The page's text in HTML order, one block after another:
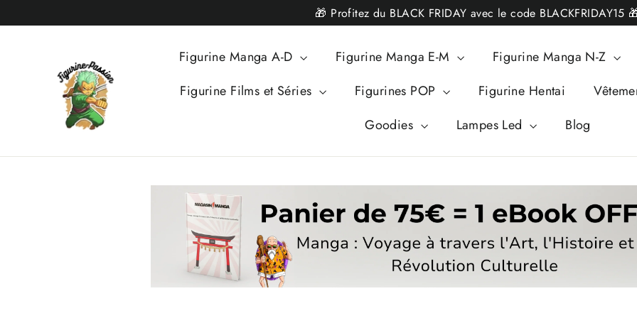
au
🎁 Profitez du BLACK FRIDAY avec le code BLACKFRIDAY15
Figurine Manga A-D Figurine Manga E-M Figurine Manga N-Z
Figurine Films et Séries
Figurines POP Figurine Hentai
Goodies
Lampes Led Blog